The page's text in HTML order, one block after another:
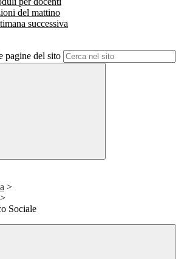
del mattino
successiva
pagine del sito
>
>
Sociale